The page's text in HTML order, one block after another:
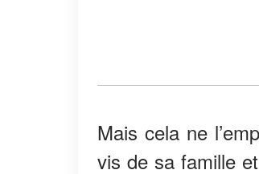
Mais cela ne
vis de sa famille